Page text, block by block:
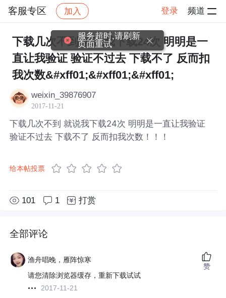
客服专区 加入 登录 频道
社区 客服专区 帖子详情
下载几次不到 就说我下载24次 明明是一
直让我验证 验证不过去 下载不了 反而扣
我次数&#xff01;&#xff01;&#xff01;
weixin_39876907
2017-11-21
下载几次不到 就说我下载24次 明明是一直让我验证
验证不过去 下载不了 反而扣我次数！！！
给本帖投票
101 1 打赏
全部评论
渔舟唱晚，雁阵惊寒
请您清除浏览器缓存，重新下载试试
2017-11-21
赞
服务超时,请刷新
页面重试